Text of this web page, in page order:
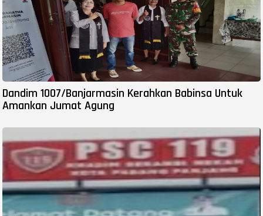
Dandim 1007/Banjarmasin Kerahkan Babinsa Untuk
Amankan Jumat Agung